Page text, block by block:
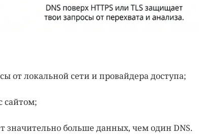
от локальной сети и провайдера доступа;
сайтом;
значительно больше данных, чем один DNS.